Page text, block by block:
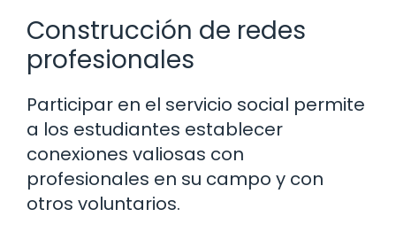
Construcción de redes
profesionales
Participar en el servicio social permite
a los estudiantes establecer
conexiones valiosas con
profesionales en su campo y con
otros voluntarios.